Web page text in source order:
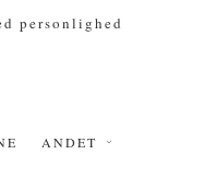
personlighed
ANDET